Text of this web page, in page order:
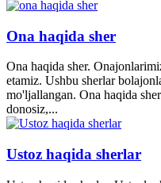
Ona haqida sher
Ona haqida sher.
etamiz. Ushbu sherlar
mo'ljallangan. Ona haqida
donosiz,...
Ustoz haqida sherlar